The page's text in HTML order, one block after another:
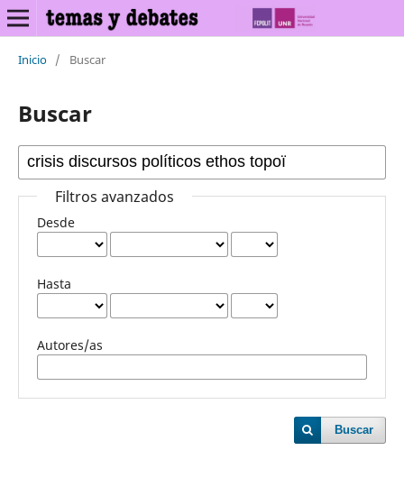
Inicio / Buscar
Buscar
Filtros avanzados
Desde
Hasta
Autores/as
Buscar